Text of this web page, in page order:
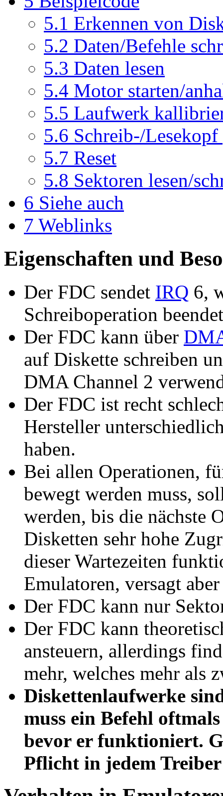
5.1 Erkennen von
5.2 Daten/Befehle
5.3 Daten lesen
5.4 Motor starten/
5.5 Laufwerk
5.6 Schreib-/
5.7 Reset
5.8 Sektoren lesen/
6 Siehe auch
7 Weblinks
Eigenschaften und
Der FDC sendet IRQ 6,
Schreiboperation
Der FDC kann über
auf Diskette schreiben
DMA Channel 2
Der FDC ist recht
Hersteller
haben.
Bei allen Operationen,
bewegt werden muss,
werden, bis die nächste
Disketten sehr hohe
dieser Wartezeiten
Emulatoren, versagt
Der FDC kann nur
Der FDC kann
ansteuern, allerdings
mehr, welches mehr als
Diskettenlaufwerke
muss ein Befehl
bevor er funktioniert.
Pflicht in jedem